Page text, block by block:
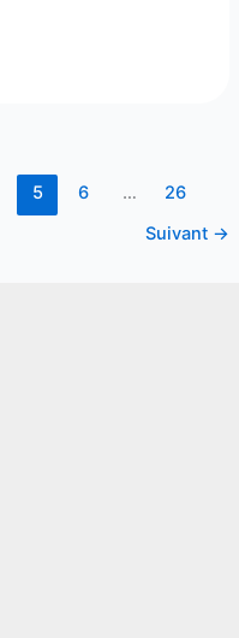
5 6 …
26
Suivant →